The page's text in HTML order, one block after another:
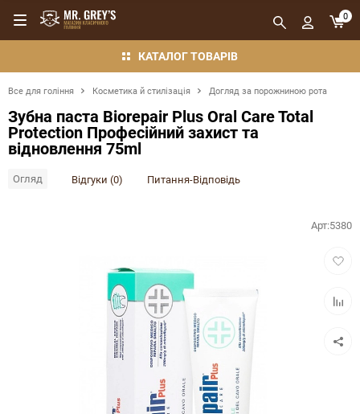
КАТАЛОГ ТОВАРІВ
0
Все для гоління Косметика й стилізація Догляд за порожниною рота
Зубна паста Biorepair Plus Oral Care Total
Protection Професійний захист та
відновлення 75ml
Огляд Відгуки (0) Питання-Відповідь
Арт:5380